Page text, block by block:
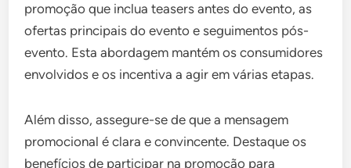
promoção que inclua teasers antes do evento, as
ofertas principais do evento e seguimentos pós-
evento. Esta abordagem mantém os consumidores
envolvidos e os incentiva a agir em várias etapas.
Além disso, assegure-se de que a mensagem
promocional é clara e convincente. Destaque os
benefícios de participar na promoção para